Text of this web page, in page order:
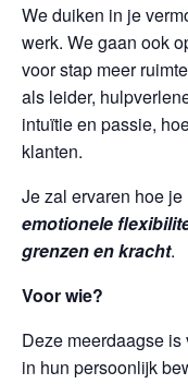
We duiken in je
werk. We gaan ook
voor stap meer
als leider,
intuïtie en passie,
klanten.
Je zal ervaren hoe
emotionele
grenzen en kracht.
Voor wie?
Deze meerdaagse
in hun persoonlijk